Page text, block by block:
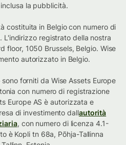
la pubblicità.
costituita in Belgio con numero di
registrato della nostra
floor, 1050 Brussels, Belgio. Wise
autorizzato in Belgio.
forniti da Wise Assets Europe
con numero di registrazione
Europe AS è autorizzata e
di investimento dallautorità
, con numero di licenza 4.1-
è Kopli tn 68a, Põhja-Tallinna